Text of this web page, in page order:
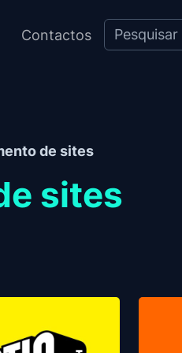
Contactos
de sites
sites